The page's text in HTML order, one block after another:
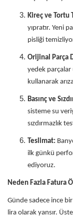
Kireç ve Tortu
yıpratır. Yeni
pisliği
Orijinal Parça
yedek
kullanarak
Basınç ve
sisteme su
sızdırmazlık
Teslimat:
ilk günkü
ediyoruz.
Neden Fazla Fatura
Günde sadece ince
lira olarak yansır.